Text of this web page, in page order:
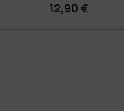
12,90 €